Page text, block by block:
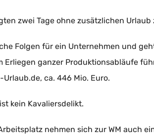
zwei Tage ohne zusätzlichen Urlaub
Folgen für ein Unternehmen und
Erliegen ganzer Produktionsabläufe
ca. 446 Mio. Euro.
kein Kavaliersdelikt.
nehmen sich zur WM auch